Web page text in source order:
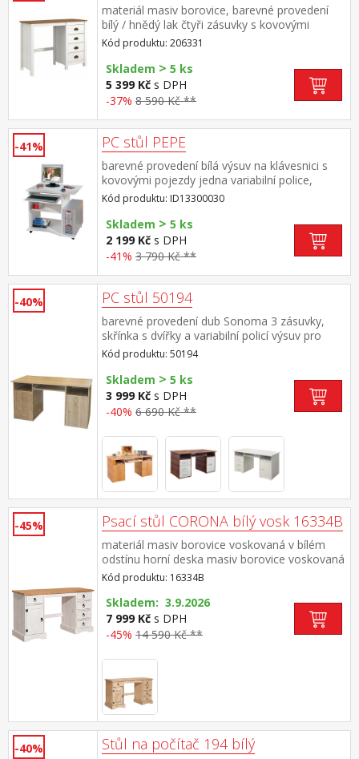
materiál masiv borovice, barevné provedení
bílý / hnědý lak čtyři zásuvky s kovovými
úchytkami a pojezdy
Kód produktu: 206331
Skladem > 5 ks
5 399 Kč s DPH
-37% 8 590 Kč **
-41% PC stůl PEPE
barevné provedení bílá výsuv na klávesnici s
kovovými pojezdy jedna variabilní police,
pojízdný na kolečkách (bez dekorací)
Kód produktu: ID13300030
Skladem > 5 ks
2 199 Kč s DPH
-41% 3 790 Kč **
-40% PC stůl 50194
barevné provedení dub Sonoma 3 zásuvky,
skřínka s dvířky a variabilní policí výsuv pro
klávesnici je součástí dodávky (montáž
volitelná)
Kód produktu: 50194
Skladem > 5 ks
3 999 Kč s DPH
-40% 6 690 Kč **
-45% Psací stůl CORONA bílý vosk 16334B
materiál masiv borovice voskovaná v bílém
odstínu horní deska masiv borovice voskovaná
v medovém odstínu 5 malých zásuvek, 1
dvířka, kovové ozdobné úchytky součást
sestavy Corona bílá
Kód produktu: 16334B
Skladem: 3.9.2026
7 999 Kč s DPH
-45% 14 590 Kč **
-40% Stůl na počítač 194 bílý